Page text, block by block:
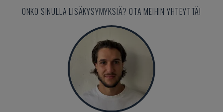
ONKO SINULLA LISÄKYSYMYKSIÄ? OTA MEIHIN YHTEYTTÄ!